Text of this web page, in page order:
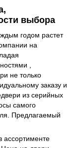
выбора
годом растет
на
,
не только
заказу и
из серийных
самого
Предлагаемый
ассортименте